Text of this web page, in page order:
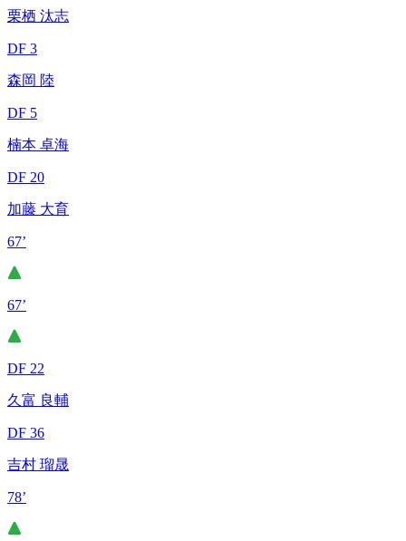
栗栖 汰志
DF 3
森岡 陸
DF 5
楠本 卓海
DF 20
加藤 大育
67’
67’
DF 22
久富 良輔
DF 36
吉村 瑠晟
78’